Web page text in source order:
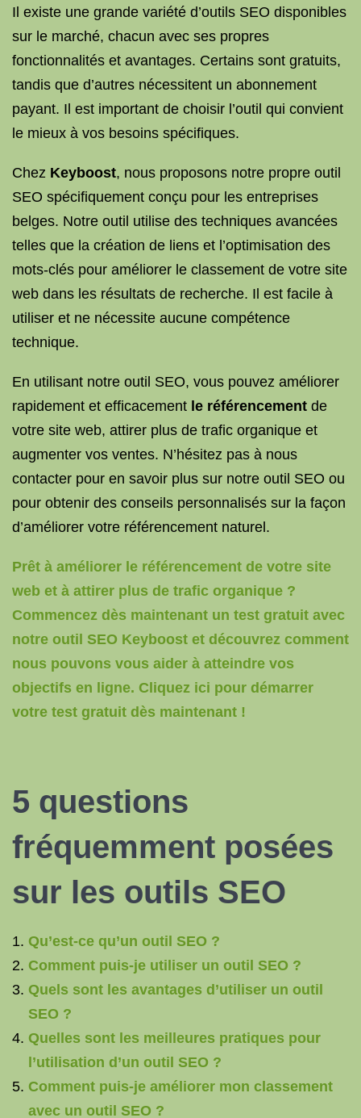
Il existe une grande variété d’outils SEO disponibles
sur le marché, chacun avec ses propres
fonctionnalités et avantages. Certains sont gratuits,
tandis que d’autres nécessitent un abonnement
payant. Il est important de choisir l’outil qui convient
le mieux à vos besoins spécifiques.
Chez Keyboost, nous proposons notre propre outil
SEO spécifiquement conçu pour les entreprises
belges. Notre outil utilise des techniques avancées
telles que la création de liens et l’optimisation des
mots-clés pour améliorer le classement de votre site
web dans les résultats de recherche. Il est facile à
utiliser et ne nécessite aucune compétence
technique.
En utilisant notre outil SEO, vous pouvez améliorer
rapidement et efficacement le référencement de
votre site web, attirer plus de trafic organique et
augmenter vos ventes. N’hésitez pas à nous
contacter pour en savoir plus sur notre outil SEO ou
pour obtenir des conseils personnalisés sur la façon
d’améliorer votre référencement naturel.
Prêt à améliorer le référencement de votre site
web et à attirer plus de trafic organique ?
Commencez dès maintenant un test gratuit avec
notre outil SEO Keyboost et découvrez comment
nous pouvons vous aider à atteindre vos
objectifs en ligne. Cliquez ici pour démarrer
votre test gratuit dès maintenant !
5 questions
fréquemment posées
sur les outils SEO
Qu’est-ce qu’un outil SEO ?
Comment puis-je utiliser un outil SEO ?
Quels sont les avantages d’utiliser un outil
SEO ?
Quelles sont les meilleures pratiques pour
l’utilisation d’un outil SEO ?
Comment puis-je améliorer mon classement
avec un outil SEO ?